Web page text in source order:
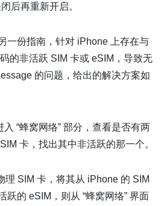
后再重新开启。
一份指南，针对 iPhone 上存在与
的非活跃 SIM 卡或 eSIM，导致无
的问题，给出的解决方案如
入 “蜂窝网络” 部分，查看是否有两
卡，找出其中非活跃的那一个。
理 SIM 卡，将其从 iPhone 的 SIM
跃的 eSIM，则从 “蜂窝网络” 界面